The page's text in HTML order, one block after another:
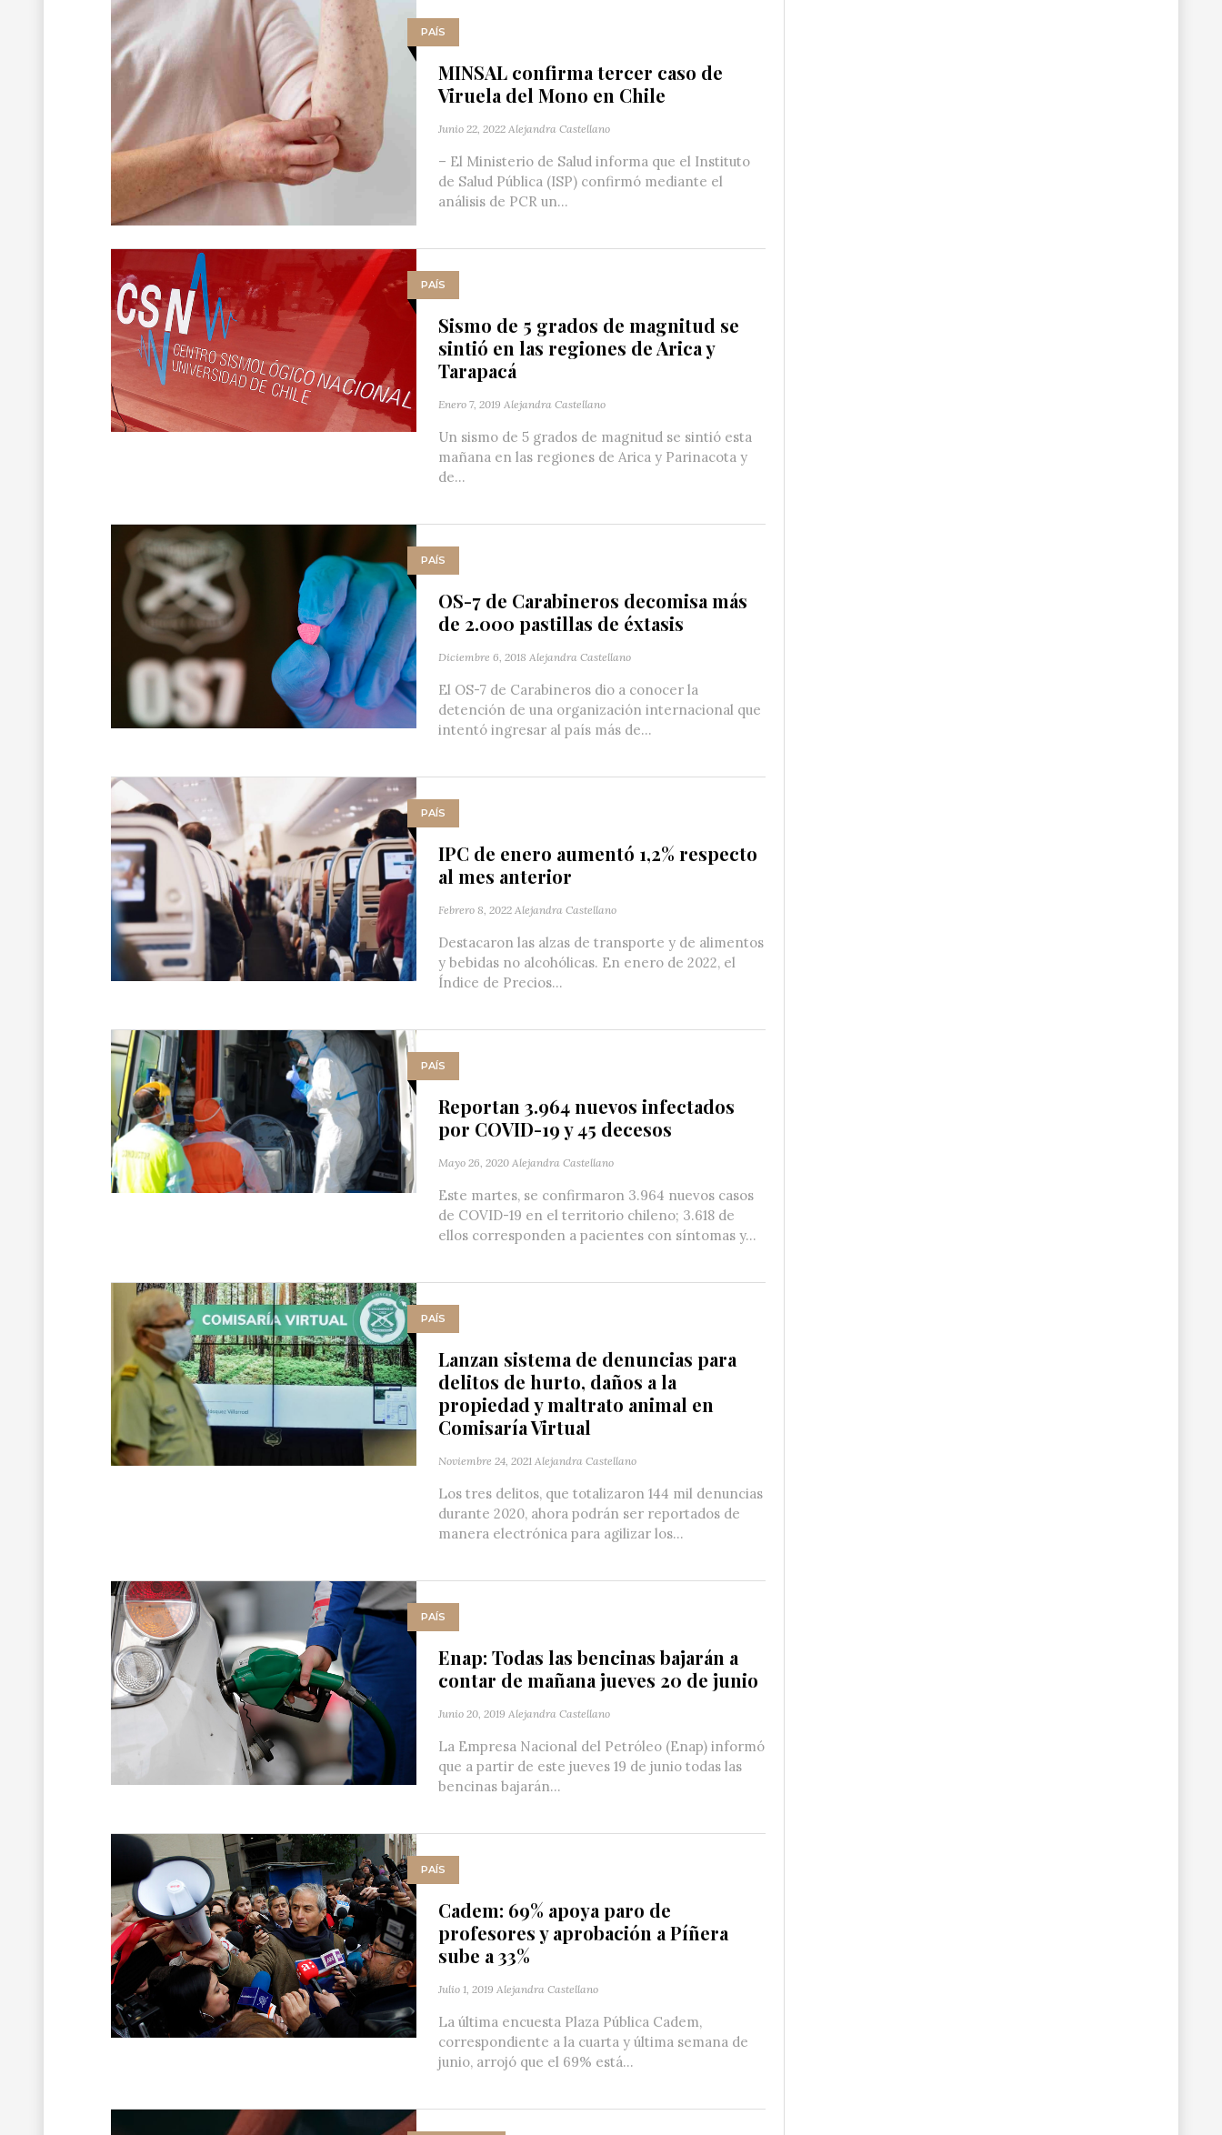
PAÍS
MINSAL confirma tercer caso de
Viruela del Mono en Chile
Junio 22, 2022 Alejandra Castellano
– El Ministerio de Salud informa que el Instituto
de Salud Pública (ISP) confirmó mediante el
análisis de PCR un...
PAÍS
Sismo de 5 grados de magnitud se
sintió en las regiones de Arica y
Tarapacá
Enero 7, 2019 Alejandra Castellano
Un sismo de 5 grados de magnitud se sintió esta
mañana en las regiones de Arica y Parinacota y
de...
PAÍS
OS-7 de Carabineros decomisa más
de 2.000 pastillas de éxtasis
Diciembre 6, 2018 Alejandra Castellano
El OS-7 de Carabineros dio a conocer la
detención de una organización internacional que
intentó ingresar al país más de...
PAÍS
IPC de enero aumentó 1,2% respecto
al mes anterior
Febrero 8, 2022 Alejandra Castellano
Destacaron las alzas de transporte y de alimentos
y bebidas no alcohólicas. En enero de 2022, el
Índice de Precios...
PAÍS
Reportan 3.964 nuevos infectados
por COVID-19 y 45 decesos
Mayo 26, 2020 Alejandra Castellano
Este martes, se confirmaron 3.964 nuevos casos
de COVID-19 en el territorio chileno; 3.618 de
ellos corresponden a pacientes con síntomas y...
PAÍS
Lanzan sistema de denuncias para
delitos de hurto, daños a la
propiedad y maltrato animal en
Comisaría Virtual
Noviembre 24, 2021 Alejandra Castellano
Los tres delitos, que totalizaron 144 mil denuncias
durante 2020, ahora podrán ser reportados de
manera electrónica para agilizar los...
PAÍS
Enap: Todas las bencinas bajarán a
contar de mañana jueves 20 de junio
Junio 20, 2019 Alejandra Castellano
La Empresa Nacional del Petróleo (Enap) informó
que a partir de este jueves 19 de junio todas las
bencinas bajarán...
PAÍS
Cadem: 69% apoya paro de
profesores y aprobación a Píñera
sube a 33%
Julio 1, 2019 Alejandra Castellano
La última encuesta Plaza Pública Cadem,
correspondiente a la cuarta y última semana de
junio, arrojó que el 69% está...